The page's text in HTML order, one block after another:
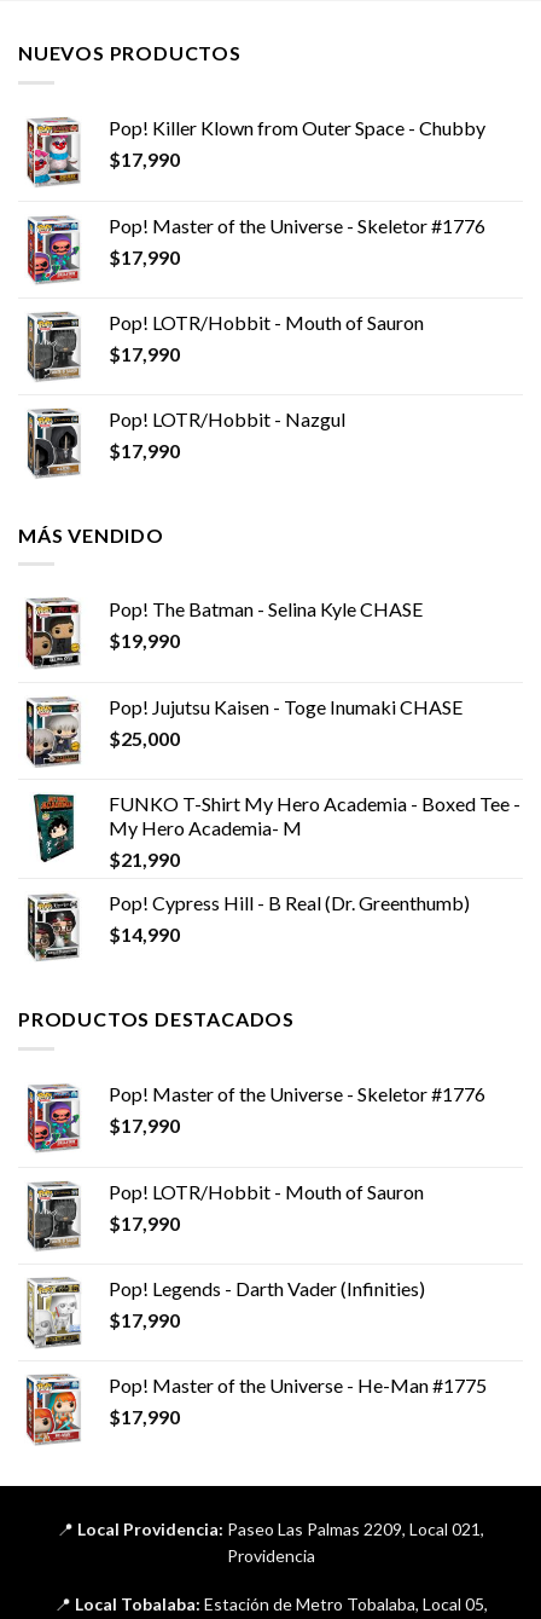
NUEVOS PRODUCTOS
Pop! Killer Klown from Outer Space - Chubby
$17,990
Pop! Master of the Universe - Skeletor #1776
$17,990
Pop! LOTR/Hobbit - Mouth of Sauron
$17,990
Pop! LOTR/Hobbit - Nazgul
$17,990
MÁS VENDIDO
Pop! The Batman - Selina Kyle CHASE
$19,990
Pop! Jujutsu Kaisen - Toge Inumaki CHASE
$25,000
FUNKO T-Shirt My Hero Academia - Boxed Tee -
My Hero Academia- M
$21,990
Pop! Cypress Hill - B Real (Dr. Greenthumb)
$14,990
PRODUCTOS DESTACADOS
Pop! Master of the Universe - Skeletor #1776
$17,990
Pop! LOTR/Hobbit - Mouth of Sauron
$17,990
Pop! Legends - Darth Vader (Infinities)
$17,990
Pop! Master of the Universe - He-Man #1775
$17,990
📍 Local Providencia: Paseo Las Palmas 2209, Local 021,
Providencia
📍 Local Tobalaba: Estación de Metro Tobalaba, Local 05,